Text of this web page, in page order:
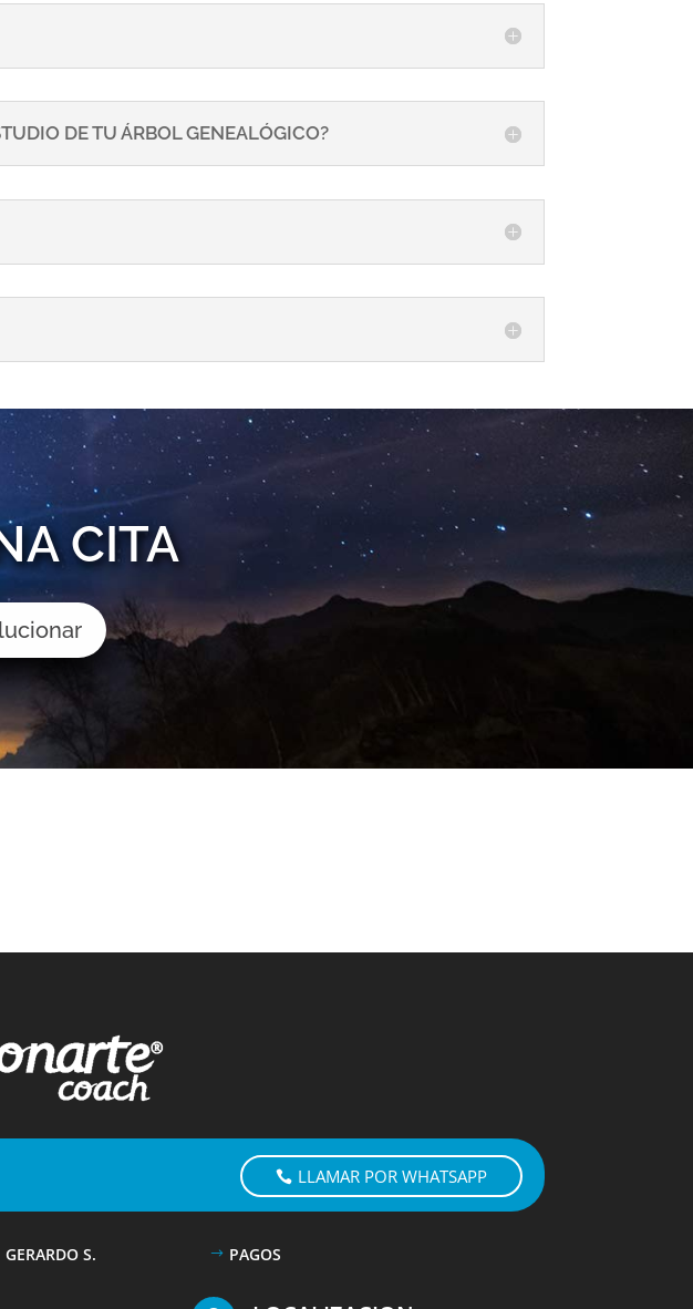
DE TU ÁRBOL GENEALÓGICO?
CITA
LLAMAR POR WHATSAPP
GERARDO S. PAGOS